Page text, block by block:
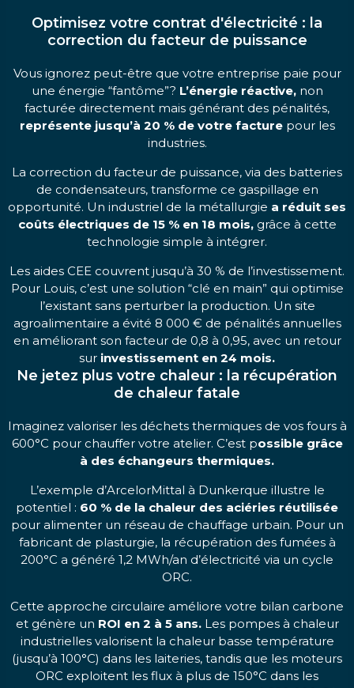
Optimisez votre contrat d'électricité : la
correction du facteur de puissance
Vous ignorez peut-être que votre entreprise paie pour
une énergie “fantôme”? L’énergie réactive,non
facturée directement mais générant des pénalités,
représente jusqu’à 20 % de votre facturepour les
industries.
La correction du facteur de puissance, via des batteries
de condensateurs, transforme ce gaspillage en
opportunité. Un industriel de la métallurgie a réduit ses
coûts électriques de 15 % en 18 mois,grâce à cette
technologie simple à intégrer.
Les aides CEE couvrent jusqu’à 30 % de l’investissement.
Pour Louis, c’est une solution “clé en main” qui optimise
l’existant sans perturber la production. Un site
agroalimentaire a évité 8 000 € de pénalités annuelles
en améliorant son facteur de 0,8 à 0,95, avec un retour
sur investissement en 24 mois.
Ne jetez plus votre chaleur : la récupération
de chaleur fatale
Imaginez valoriser les déchets thermiques de vos fours à
600°C pour chauffer votre atelier. C’est possible grâce
à des échangeurs thermiques.
L’exemple d’ArcelorMittal à Dunkerque illustre le
potentiel : 60 % de la chaleur des aciéries réutilisée
pour alimenter un réseau de chauffage urbain. Pour un
fabricant de plasturgie, la récupération des fumées à
200°C a généré 1,2 MWh/an d’électricité via un cycle
ORC.
Cette approche circulaire améliore votre bilan carbone
et génère un ROI en 2 à 5 ans.Les pompes à chaleur
industrielles valorisent la chaleur basse température
(jusqu’à 100°C) dans les laiteries, tandis que les moteurs
ORC exploitent les flux à plus de 150°C dans les